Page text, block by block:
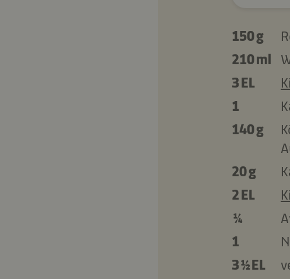
150 g
210 ml
3 EL
1
140 g
20 g
2 EL
¼
1
3 ½ EL